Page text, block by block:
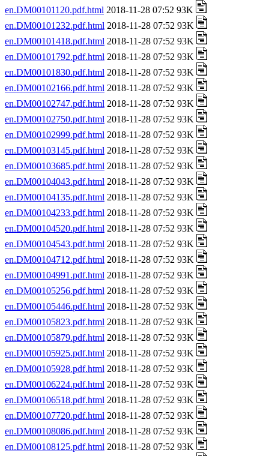
en.DM00101120.pdf.html 2018-11-28 07:52 93K
en.DM00101232.pdf.html 2018-11-28 07:52 93K
en.DM00101418.pdf.html 2018-11-28 07:52 93K
en.DM00101792.pdf.html 2018-11-28 07:52 93K
en.DM00101830.pdf.html 2018-11-28 07:52 93K
en.DM00102166.pdf.html 2018-11-28 07:52 93K
en.DM00102747.pdf.html 2018-11-28 07:52 93K
en.DM00102750.pdf.html 2018-11-28 07:52 93K
en.DM00102999.pdf.html 2018-11-28 07:52 93K
en.DM00103145.pdf.html 2018-11-28 07:52 93K
en.DM00103685.pdf.html 2018-11-28 07:52 93K
en.DM00104043.pdf.html 2018-11-28 07:52 93K
en.DM00104135.pdf.html 2018-11-28 07:52 93K
en.DM00104233.pdf.html 2018-11-28 07:52 93K
en.DM00104520.pdf.html 2018-11-28 07:52 93K
en.DM00104543.pdf.html 2018-11-28 07:52 93K
en.DM00104712.pdf.html 2018-11-28 07:52 93K
en.DM00104991.pdf.html 2018-11-28 07:52 93K
en.DM00105256.pdf.html 2018-11-28 07:52 93K
en.DM00105446.pdf.html 2018-11-28 07:52 93K
en.DM00105823.pdf.html 2018-11-28 07:52 93K
en.DM00105879.pdf.html 2018-11-28 07:52 93K
en.DM00105925.pdf.html 2018-11-28 07:52 93K
en.DM00105928.pdf.html 2018-11-28 07:52 93K
en.DM00106224.pdf.html 2018-11-28 07:52 93K
en.DM00106518.pdf.html 2018-11-28 07:52 93K
en.DM00107720.pdf.html 2018-11-28 07:52 93K
en.DM00108086.pdf.html 2018-11-28 07:52 93K
en.DM00108125.pdf.html 2018-11-28 07:52 93K